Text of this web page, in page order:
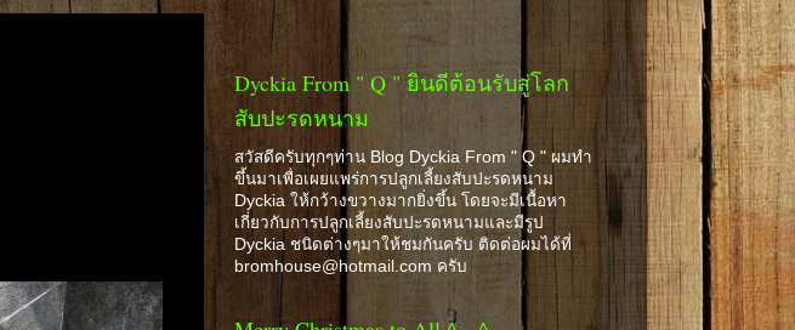
Dyckia From " Q " ยินดีต้อนรับสู่โลก
สับปะรดหนาม
สวัสดีครับทุกๆท่าน Blog Dyckia From " Q " ผมทำ
ขึ้นมาเพื่อเผยแพร่การปลูกเลี้ยงสับปะรดหนาม
Dyckia ให้กว้างขวางมากยิ่งขึ้น โดยจะมีเนื้อหา
เกี่ยวกับการปลูกเลี้ยงสับปะรดหนามและมีรูป
Dyckia ชนิดต่างๆมาให้ชมกันครับ ติดต่อผมได้ที่
bromhouse@hotmail.com ครับ